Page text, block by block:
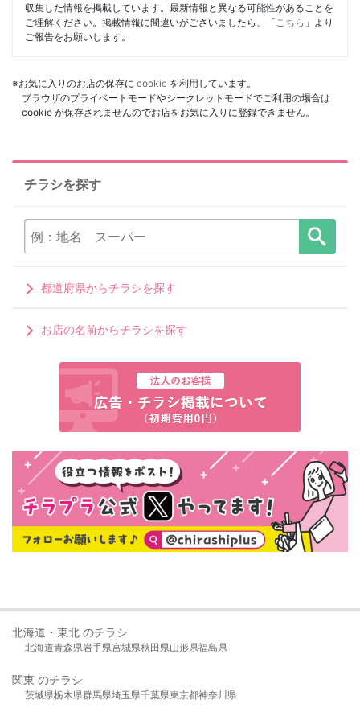
収集した情報を掲載しています。最新情報と異なる可能性があることを
ご理解ください。掲載情報に間違いがございましたら、「 こちら 」より
ご報告をお願いします。
※お気に入りのお店の保存に cookie を利用しています。
ブラウザのプライベートモードやシークレットモードでご利用の場合は
cookie が保存されませんのでお店をお気に入りに登録できません。
チラシを探す
都道府県からチラシを探す
お店の名前からチラシを探す
北海道・東北 のチラシ
北海道青森県岩手県宮城県秋田県山形県福島県
関東 のチラシ
茨城県栃木県群馬県埼玉県千葉県東京都神奈川県